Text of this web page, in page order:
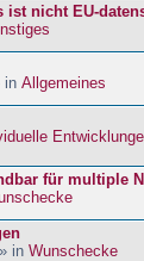
nicht EU-
in Allgemeines
für multiple
in Wunschecke